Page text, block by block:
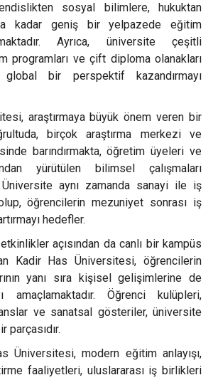
sosyal bilimlere, hukuktan
kadar geniş bir yelpazede eğitim
Ayrıca, üniversite çeşitli
programları ve çift diploma olanakları
bir perspektif kazandırmayı
araştırmaya büyük önem veren bir
birçok araştırma merkezi ve
barındırmakta, öğretim üyeleri ve
yürütülen bilimsel çalışmaları
aynı zamanda sanayi ile iş
öğrencilerin mezuniyet sonrası iş
hedefler.
açısından da canlı bir kampüs
Kadir Has Üniversitesi, öğrencilerin
yanı sıra kişisel gelişimlerine de
amaçlamaktadır. Öğrenci kulüpleri,
ve sanatsal gösteriler, üniversite
parçasıdır.
Üniversitesi, modern eğitim anlayışı,
faaliyetleri, uluslararası iş birlikleri